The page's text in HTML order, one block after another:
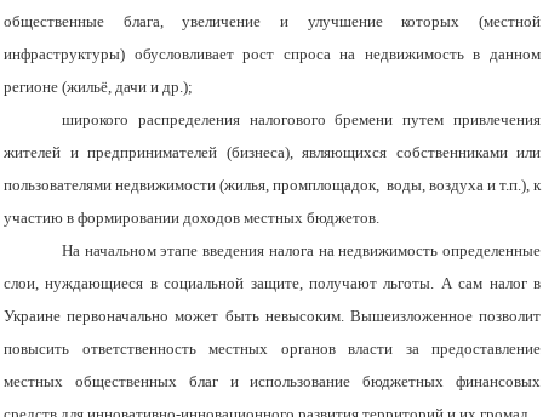
общественные блага, увеличение и улучшение которых (местной
инфраструктуры) обусловливает рост спроса на недвижимость в данном
регионе (жильё, дачи и др.);
широкого распределения налогового бремени путем привлечения
жителей и предпринимателей (бизнеса), являющихся собственниками или
пользователями недвижимости (жилья, промплощадок, воды, воздуха и т.п.), к
участию в формировании доходов местных бюджетов.
На начальном этапе введения налога на недвижимость определенные
слои, нуждающиеся в социальной защите, получают льготы. А сам налог в
Украине первоначально может быть невысоким. Вышеизложенное позволит
повысить ответственность местных органов власти за предоставление
местных общественных благ и использование бюджетных финансовых